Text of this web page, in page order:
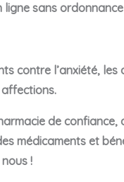
ligne sans
contre l’anxiété,
de
médicaments et
!